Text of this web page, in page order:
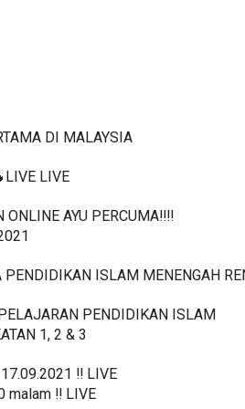
DI MALAYSIA
LIVE
ONLINE AYU PERCUMA‼️‼️
PENDIDIKAN ISLAM MENENGAH
PENDIDIKAN ISLAM
1, 2 & 3
‼️ LIVE
malam ‼️ LIVE